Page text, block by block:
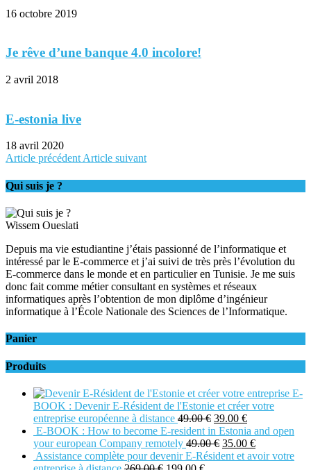
16 octobre 2019
Je rêve d’une banque 4.0 incolore!
2 avril 2018
E-estonia live
18 avril 2020
Article précédentArticle suivant
Qui suis je ?
Wissem Oueslati
Depuis ma vie estudiantine j’étais passionné de l’informatique et
intéressé par le E-commerce et j’ai suivi de très près l’évolution du
E-commerce dans le monde et en particulier en Tunisie. Je me suis
donc fait comme métier consultant en systèmes et réseaux
informatiques après l’obtention de mon diplôme d’ingénieur
informatique à l’École Nationale des Sciences de l’Informatique.
Panier
Produits
E-
BOOK : Devenir E-Résident de l'Estonie et créer votre
entreprise européenne à distance 49.00€ 39.00 €
E-BOOK : How to become E-resident in Estonia and open
your european Company remotely 49.00€ 35.00 €
Assistance complète pour devenir E-Résident et avoir votre